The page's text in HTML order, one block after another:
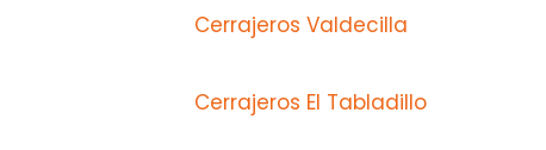
Cerrajeros Valdecilla
Cerrajeros El Tabladillo